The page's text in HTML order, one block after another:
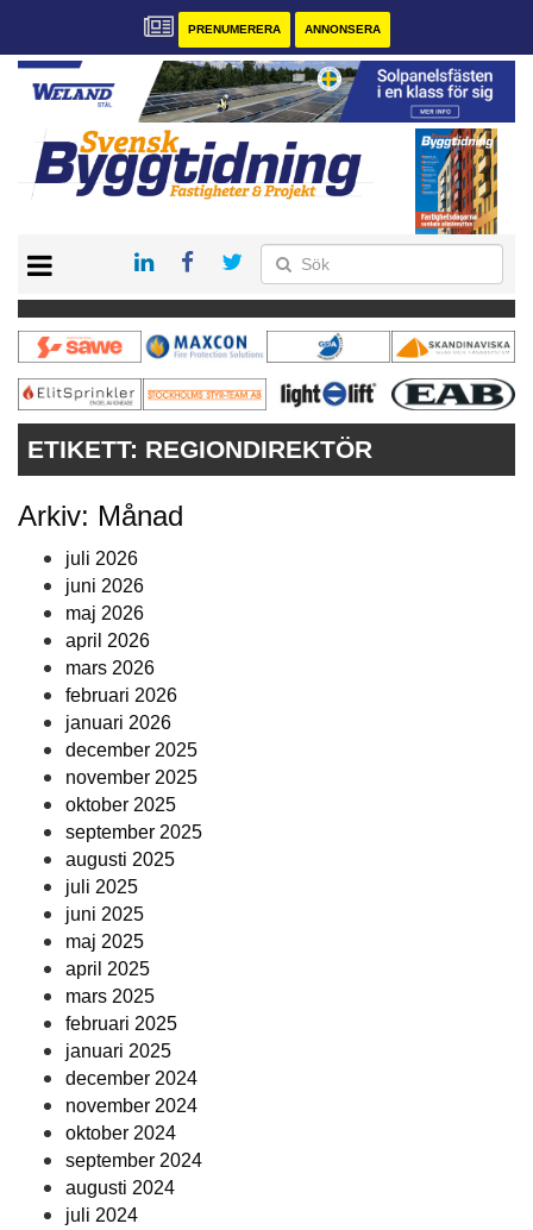
PRENUMERERA ANNONSERA
PRENUMERERA
VÅRA ANDRA MAGASIN
ANNONSERA
KONTAKT
ETIKETT: REGIONDIREKTÖR
Arkiv: Månad
juli 2026
juni 2026
maj 2026
april 2026
mars 2026
februari 2026
januari 2026
december 2025
november 2025
oktober 2025
september 2025
augusti 2025
juli 2025
juni 2025
maj 2025
april 2025
mars 2025
februari 2025
januari 2025
december 2024
november 2024
oktober 2024
september 2024
augusti 2024
juli 2024